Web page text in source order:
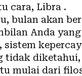
cara, Libra .
bulan akan
Anda
sistem
tidak
mulai dari